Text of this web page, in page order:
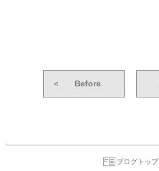
＜ Before
ブログトップ